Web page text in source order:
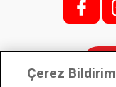
f;
Çerez